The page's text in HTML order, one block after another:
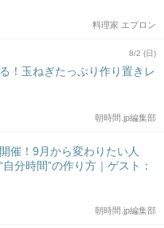
料理家 エプロン
8/2 (日)
！玉ねぎたっぷり作り置きレ
朝時間.jp編集部
催！9月から変わりたい人
分時間”の作り方｜ゲスト：
朝時間.jp編集部